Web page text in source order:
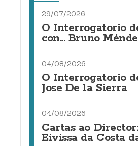
29/07/2026
O Interrogatorio
con... Bruno
04/08/2026
O Interrogatorio
Jose De la Sierra
04/08/2026
Cartas ao
Eivissa da Costa